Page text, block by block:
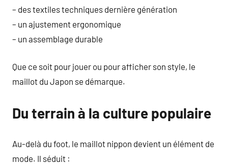
– des textiles techniques dernière génération
– un ajustement ergonomique
– un assemblage durable
Que ce soit pour jouer ou pour afficher son style, le
maillot du Japon se démarque.
Du terrain à la culture populaire
Au-delà du foot, le maillot nippon devient un élément de
mode. Il séduit :